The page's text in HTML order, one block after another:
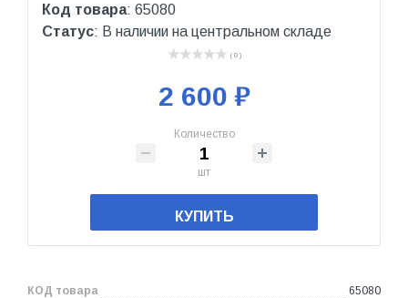
Код товара: 65080
Статус: В наличии на центральном складе
( 0 )
2 600 ₽
Количество
шт
КУПИТЬ
КОД товара
65080